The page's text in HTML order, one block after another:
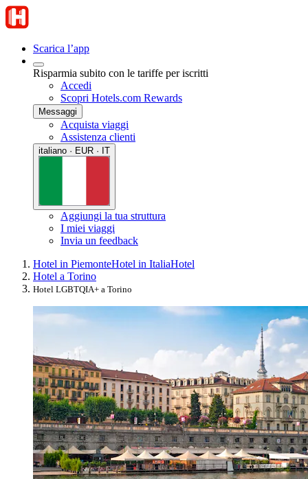
Scarica l’app
Risparmia subito con le tariffe per iscritti
Accedi
Scopri Hotels.com Rewards
Messaggi
Acquista viaggi
Assistenza clienti
italiano · EUR · IT
Aggiungi la tua struttura
I miei viaggi
Invia un feedback
Hotel in PiemonteHotel in ItaliaHotel
Hotel a Torino
Hotel LGBTQIA+ a Torino